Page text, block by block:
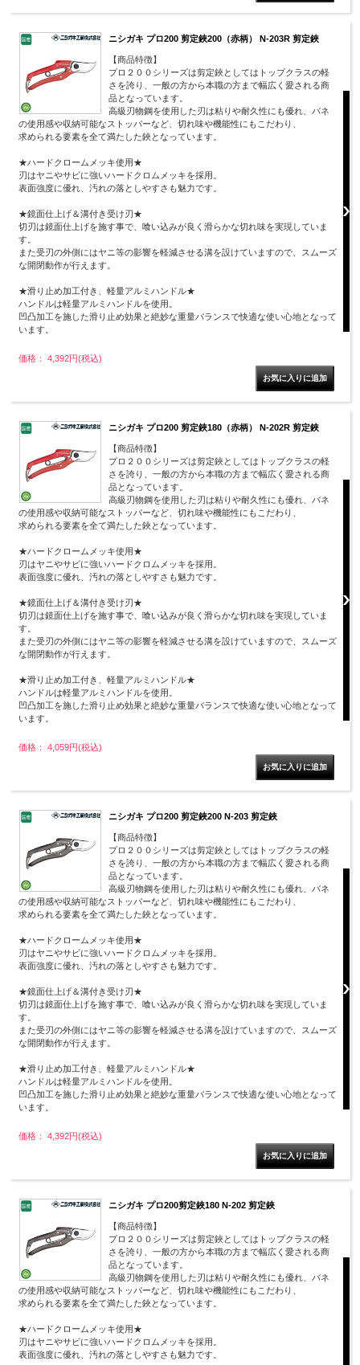
ニシガキ プロ200 剪定鋏200（赤柄） N-203R 剪定鋏
【商品特徴】
プロ２００シリーズは剪定鋏としてはトップクラスの軽
さを誇り、一般の方から本職の方まで幅広く愛される商
品となっています。
高級刃物鋼を使用した刃は粘りや耐久性にも優れ、バネ
の使用感や収納可能なストッパーなど、切れ味や機能性にもこだわり、
求められる要素を全て満たした鋏となっています。
★ハードクロームメッキ使用★
刃はヤニやサビに強いハードクロムメッキを採用。
表面強度に優れ、汚れの落としやすさも魅力です。
★鏡面仕上げ＆溝付き受け刃★
切刃は鏡面仕上げを施す事で、喰い込みが良く滑らかな切れ味を実現していま
す。
また受刃の外側にはヤニ等の影響を軽減させる溝を設けていますので、スムーズ
な開閉動作が行えます。
★滑り止め加工付き、軽量アルミハンドル★
ハンドルは軽量アルミハンドルを使用。
凹凸加工を施した滑り止め効果と絶妙な重量バランスで快適な使い心地となって
います。
価格： 4,392円(税込)
ニシガキ プロ200 剪定鋏180（赤柄） N-202R 剪定鋏
【商品特徴】
プロ２００シリーズは剪定鋏としてはトップクラスの軽
さを誇り、一般の方から本職の方まで幅広く愛される商
品となっています。
高級刃物鋼を使用した刃は粘りや耐久性にも優れ、バネ
の使用感や収納可能なストッパーなど、切れ味や機能性にもこだわり、
求められる要素を全て満たした鋏となっています。
★ハードクロームメッキ使用★
刃はヤニやサビに強いハードクロムメッキを採用。
表面強度に優れ、汚れの落としやすさも魅力です。
★鏡面仕上げ＆溝付き受け刃★
切刃は鏡面仕上げを施す事で、喰い込みが良く滑らかな切れ味を実現していま
す。
また受刃の外側にはヤニ等の影響を軽減させる溝を設けていますので、スムーズ
な開閉動作が行えます。
★滑り止め加工付き、軽量アルミハンドル★
ハンドルは軽量アルミハンドルを使用。
凹凸加工を施した滑り止め効果と絶妙な重量バランスで快適な使い心地となって
います。
価格： 4,059円(税込)
ニシガキ プロ200 剪定鋏200 N-203 剪定鋏
【商品特徴】
プロ２００シリーズは剪定鋏としてはトップクラスの軽
さを誇り、一般の方から本職の方まで幅広く愛される商
品となっています。
高級刃物鋼を使用した刃は粘りや耐久性にも優れ、バネ
の使用感や収納可能なストッパーなど、切れ味や機能性にもこだわり、
求められる要素を全て満たした鋏となっています。
★ハードクロームメッキ使用★
刃はヤニやサビに強いハードクロムメッキを採用。
表面強度に優れ、汚れの落としやすさも魅力です。
★鏡面仕上げ＆溝付き受け刃★
切刃は鏡面仕上げを施す事で、喰い込みが良く滑らかな切れ味を実現していま
す。
また受刃の外側にはヤニ等の影響を軽減させる溝を設けていますので、スムーズ
な開閉動作が行えます。
★滑り止め加工付き、軽量アルミハンドル★
ハンドルは軽量アルミハンドルを使用。
凹凸加工を施した滑り止め効果と絶妙な重量バランスで快適な使い心地となって
います。
価格： 4,392円(税込)
ニシガキ プロ200剪定鋏180 N-202 剪定鋏
【商品特徴】
プロ２００シリーズは剪定鋏としてはトップクラスの軽
さを誇り、一般の方から本職の方まで幅広く愛される商
品となっています。
高級刃物鋼を使用した刃は粘りや耐久性にも優れ、バネ
の使用感や収納可能なストッパーなど、切れ味や機能性にもこだわり、
求められる要素を全て満たした鋏となっています。
★ハードクロームメッキ使用★
刃はヤニやサビに強いハードクロムメッキを採用。
表面強度に優れ、汚れの落としやすさも魅力です。